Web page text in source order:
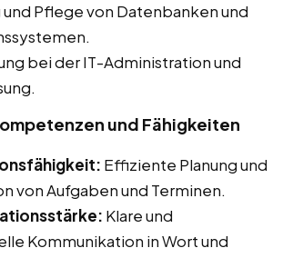
Pflege von Datenbanken und
bei der IT-Administration und
und Fähigkeiten
Effiziente Planung und
von Aufgaben und Terminen.
Klare und
Kommunikation in Wort und